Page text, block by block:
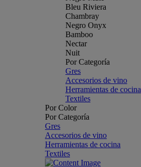
Bleu Riviera
Chambray
Negro Onyx
Bamboo
Nectar
Nuit
Por Categoría
Gres
Accesorios de vino
Herramientas de cocina
Textiles
Por Color
Por Categoría
Gres
Accesorios de vino
Herramientas de cocina
Textiles